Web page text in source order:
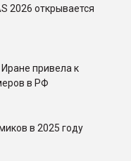
2026 открывается
привела к
в РФ
в 2025 году